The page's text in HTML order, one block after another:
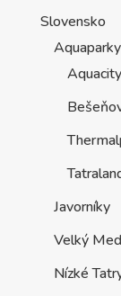
Slovensko
Aquaparky
Javorníky
Velký
Nízké